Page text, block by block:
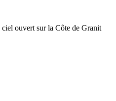
ouvert sur la Côte de Granit